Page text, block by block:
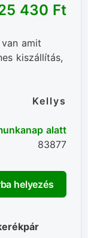
430 Ft‎
amit
kiszállítás,
Kellys
alatt
83877
helyezés